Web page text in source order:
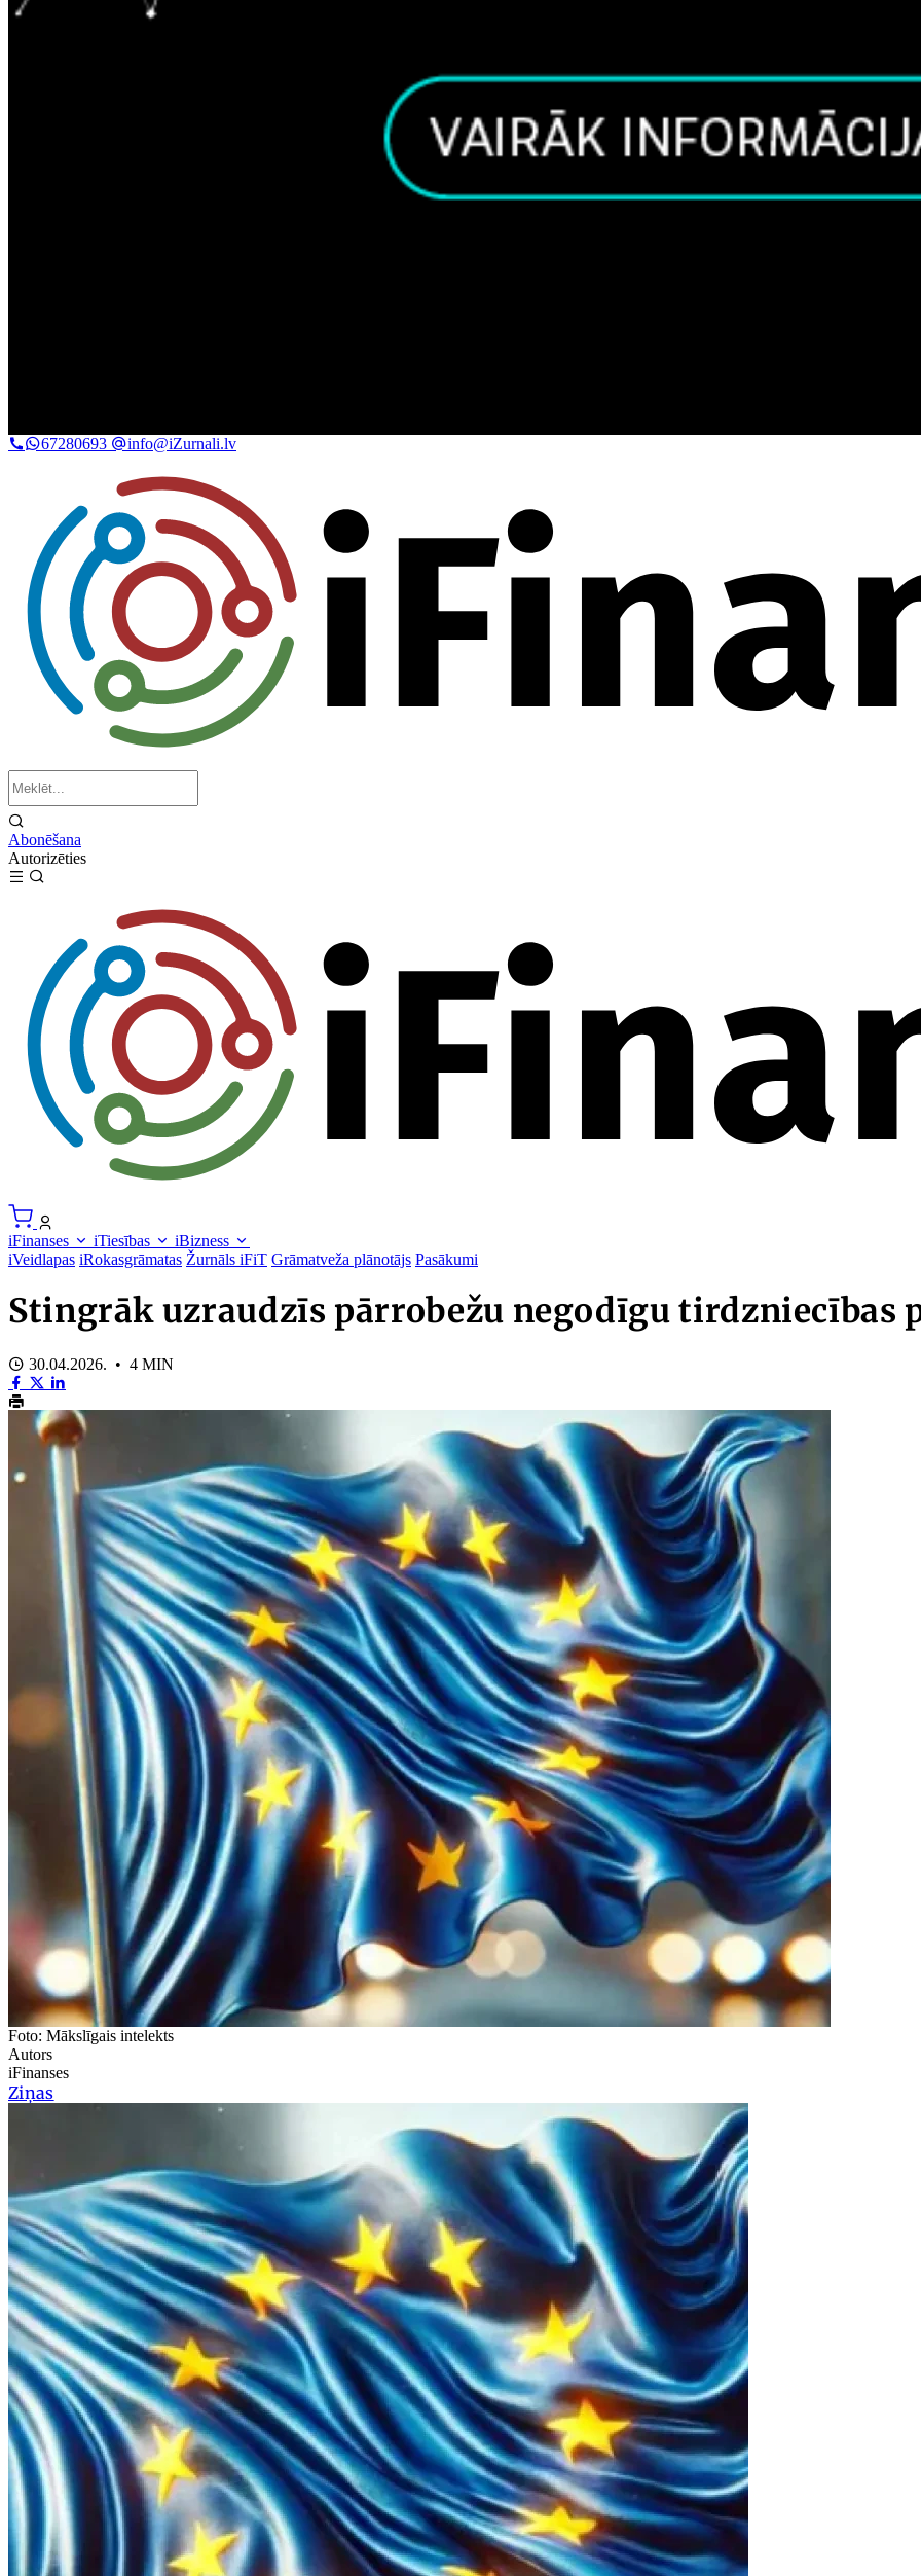
67280693 info@iZurnali.lv
Abonēšana
Autorizēties
iFinanses iTiesības
iBizness
iVeidlapas iRokasgrāmatas Žurnāls iFiT Grāmatveža plānotājs Pasākumi
Stingrāk uzraudzīs pārrobežu negodīgu tirdzniecības
30.04.2026. • 4 MIN
Foto: Mākslīgais intelekts
Autors
iFinanses
Ziņas